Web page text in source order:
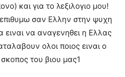
και για το λεξιλογιο μου!
σαν Ελλην στην ψυχη
ειναι να αναγενηθει η Ελλας
ολοι ποιος ειναι ο
του βιου μας1